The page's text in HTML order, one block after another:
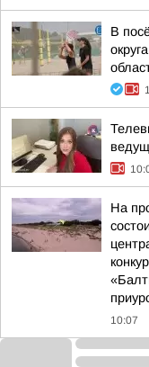
В
На
10:07